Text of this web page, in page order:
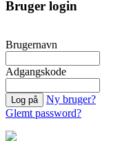
Bruger login
Brugernavn
Adgangskode
Ny bruger?
Glemt password?